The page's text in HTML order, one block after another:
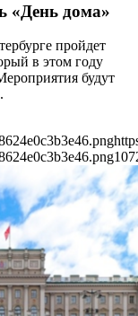
«День дома»
пройдет
в этом году
будут